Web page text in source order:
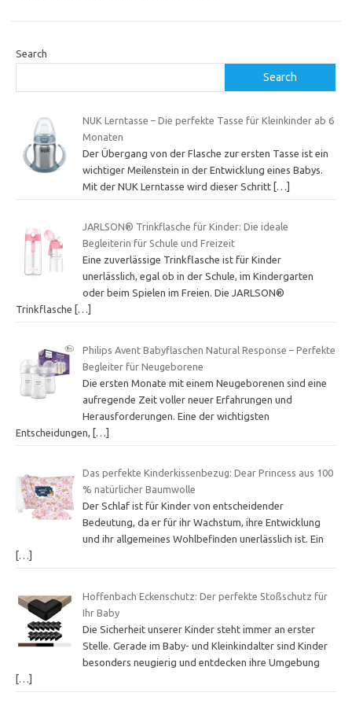
Search
Search
NUK Lerntasse – Die perfekte Tasse für Kleinkinder ab 6
Monaten
Der Übergang von der Flasche zur ersten Tasse ist ein
wichtiger Meilenstein in der Entwicklung eines Babys.
Mit der NUK Lerntasse wird dieser Schritt […]
JARLSON® Trinkflasche für Kinder: Die ideale
Begleiterin für Schule und Freizeit
Eine zuverlässige Trinkflasche ist für Kinder
unerlässlich, egal ob in der Schule, im Kindergarten
oder beim Spielen im Freien. Die JARLSON®
Trinkflasche
[…]
Philips Avent Babyflaschen Natural Response – Perfekte
Begleiter für Neugeborene
Die ersten Monate mit einem Neugeborenen sind eine
aufregende Zeit voller neuer Erfahrungen und
Herausforderungen. Eine der wichtigsten
Entscheidungen,
[…]
Das perfekte Kinderkissenbezug: Dear Princess aus 100
% natürlicher Baumwolle
Der Schlaf ist für Kinder von entscheidender
Bedeutung, da er für ihr Wachstum, ihre Entwicklung
und ihr allgemeines Wohlbefinden unerlässlich ist. Ein
[…]
Hoffenbach Eckenschutz: Der perfekte Stoßschutz für
Ihr Baby
Die Sicherheit unserer Kinder steht immer an erster
Stelle. Gerade im Baby- und Kleinkindalter sind Kinder
besonders neugierig und entdecken ihre Umgebung
[…]